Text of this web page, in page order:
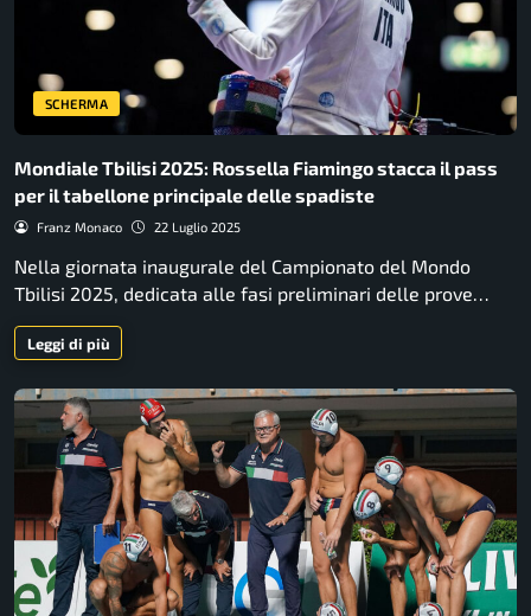
SCHERMA
Mondiale Tbilisi 2025: Rossella Fiamingo stacca il pass
per il tabellone principale delle spadiste
Franz Monaco 22 Luglio 2025
Nella giornata inaugurale del Campionato del Mondo
Tbilisi 2025, dedicata alle fasi preliminari delle prove…
Leggi di più